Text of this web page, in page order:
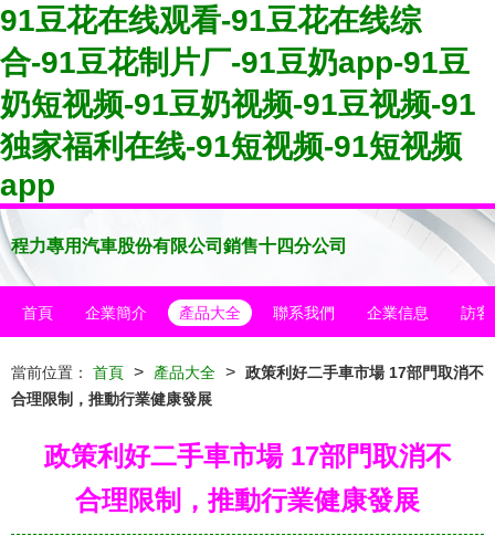
91豆花在线观看-91豆花在线综
合-91豆花制片厂-91豆奶app-91豆
奶短视频-91豆奶视频-91豆视频-91
独家福利在线-91短视频-91短视频
app
程力專用汽車股份有限公司銷售十四分公司
首頁 企業簡介 產品大全 聯系我們 企業信息 訪客
當前位置： 首頁 > 產品大全 > 政策利好二手車市場 17部門取消不
合理限制，推動行業健康發展
政策利好二手車市場 17部門取消不
合理限制，推動行業健康發展